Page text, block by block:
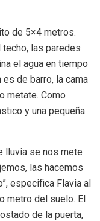
de 5×4 metros.
las paredes
el agua en tiempo
de barro, la cama
metate. Como
y una pequeña
lluvia se nos mete
las hacemos
especifica Flavia al
metro del suelo. El
de la puerta,